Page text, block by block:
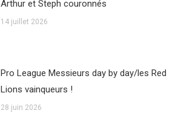
Arthur et Steph couronnés
14 juillet 2026
Pro League Messieurs day by day/les Red
Lions vainqueurs !
28 juin 2026